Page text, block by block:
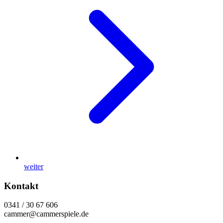
weiter
Kontakt
0341 / 30 67 606
cammer@cammerspiele.de